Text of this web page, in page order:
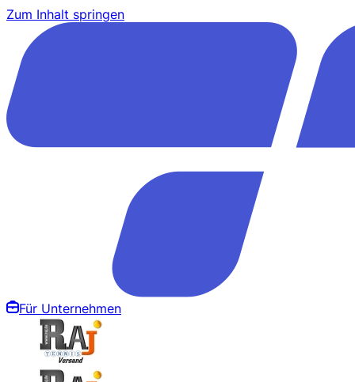
Zum Inhalt springen
Für Unternehmen